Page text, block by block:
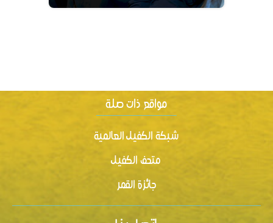
شبكة الكفيل العالمية
متحف الكفيل
جائزة القمر